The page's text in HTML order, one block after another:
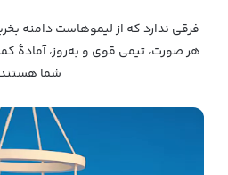
فرقی ندارد که از لیموهاست دامنه
هر صورت، تیمی قوی و به‌روز، آمادۀ
شما